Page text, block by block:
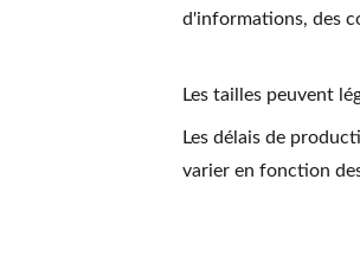
d'informations, des
Les tailles peuvent
Les délais de
varier en fonction